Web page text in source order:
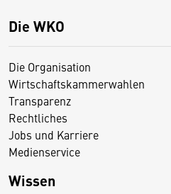
Die WKO
Die Organisation
Wirtschaftskammerwahlen
Transparenz
Rechtliches
Jobs und Karriere
Medienservice
Wissen